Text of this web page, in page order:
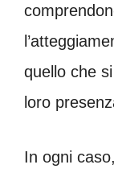
quello che
loro
In ogni